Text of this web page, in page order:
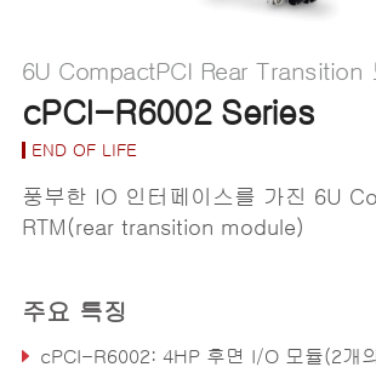
6U CompactPCI Rear Transition
cPCI-R6002 Series
END OF LIFE
풍부한 IO 인터페이스를 가진 6U
RTM(rear transition module)
주요 특징
cPCI-R6002: 4HP 후면 I/O 모듈(2개의 GbE, 2개의 COM, 3개의 USB, 2